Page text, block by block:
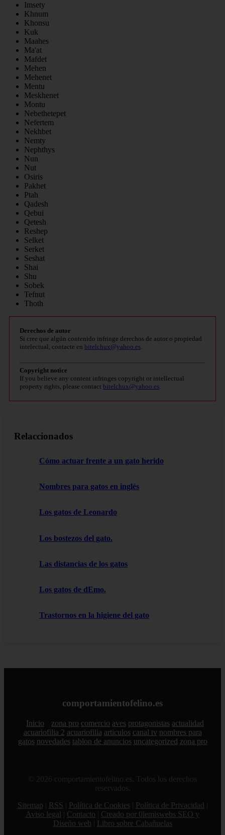
Imsety
Khnum
Khonsu
Kuk
Maahes
Ma'at
Mafdet
Mehen
Mehenet
Mentu
Meskhenet
Montu
Nebethetepet
Nefertem
Nekhbet
Nemty
Nephthys
Nun
Nut
Osiris
Pakhet
Ptah
Qadesh
Qebui
Qetesh
Reshep
Selket
Serket
Seshat
Shai
Shu
Sobek
Tefnut
Thoth
Derechos de autor
Si cree que algún contenido infringe derechos de autor o propiedad
intelectual, contacte en bitelchux@yahoo.es.
Copyright notice
If you believe any content infringes copyright or intellectual
property rights, please contact bitelchux@yahoo.es.
Relaccionados
Cómo actuar frente a un gato herido
Nombres para gatos en inglés
Los gatos de Leonardo
Los bostezos del gato.
Las distancias de los gatos
Los gatos de dEmo.
Trastornos en la higiene del gato
comportamientofelino.es
Inicio zona pro comercio aves protagonistas actualidad
acuariofilia 2 acuariofilia articulos canal tv nombres para
gatos novedades tablon de anuncios uncategorized zona pro
© 2026 comportamientofelino.es. Todos los derechos
reservados.
Sitemap
RSS Política de Cookies Política de Privacidad
Aviso legal
Contacto
Creado por 0lemiswebs SEO y
Diseño web
Libro sobre Cabañuelas